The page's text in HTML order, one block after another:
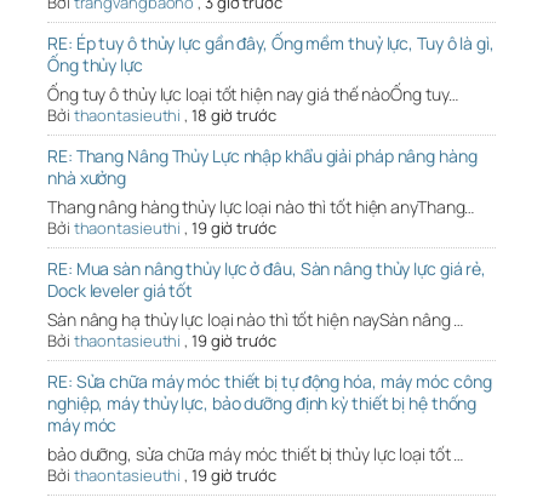
RE: Ép tuy ô thủy lực gần đây, Ống mềm thuỷ lực, Tuy ô là gì,
Ống thủy lực
Ống tuy ô thủy lực loại tốt hiện nay giá thế nàoỐng tuy…
Bởi thaontasieuthi , 18 giờ trước
RE: Thang Nâng Thủy Lực nhập khẩu giải pháp nâng hàng
nhà xưởng
Thang nâng hàng thủy lực loại nào thì tốt hiện anyThang…
Bởi thaontasieuthi , 19 giờ trước
RE: Mua sàn nâng thủy lực ở đâu, Sàn nâng thủy lực giá rẻ,
Dock leveler giá tốt
Sàn nâng hạ thủy lực loại nào thì tốt hiện naySàn nâng …
Bởi thaontasieuthi , 19 giờ trước
RE: Sửa chữa máy móc thiết bị tự động hóa, máy móc công
nghiệp, máy thủy lực, bảo dưỡng định kỳ thiết bị hệ thống
máy móc
bảo dưỡng, sửa chữa máy móc thiết bị thủy lực loại tốt …
Bởi thaontasieuthi , 19 giờ trước